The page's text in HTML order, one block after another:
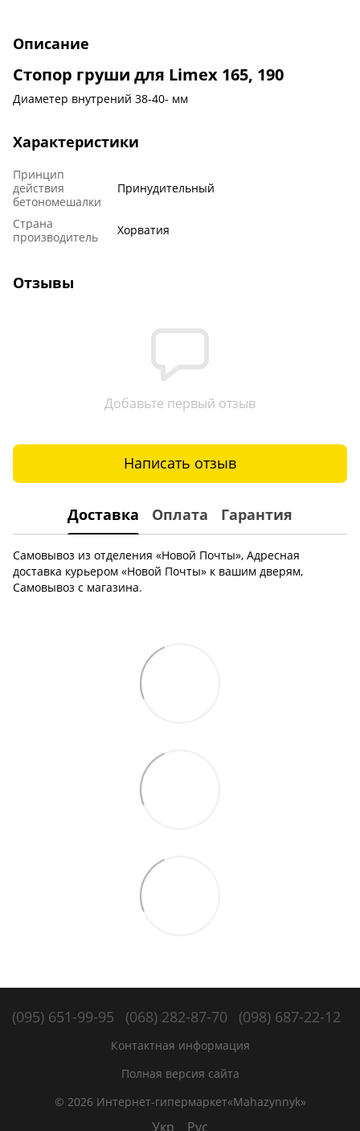
Описание
Стопор груши для Limex 165, 190
Диаметер внутрений 38-40- мм
Характеристики
Принцип
действия
бетономешалки
Принудительный
Страна
производитель
Хорватия
Отзывы
Добавьте первый отзыв
Написать отзыв
Доставка Оплата Гарантия
Самовывоз из отделения «Новой Почты», Адресная
доставка курьером «Новой Почты» к вашим дверям,
Самовывоз с магазина.
(095) 651-99-95 (068) 282-87-70 (098) 687-22-12
Контактная информация
Полная версия сайта
© 2026 Интернет-гипермаркет«Mahazynnyk»
Укр Рус